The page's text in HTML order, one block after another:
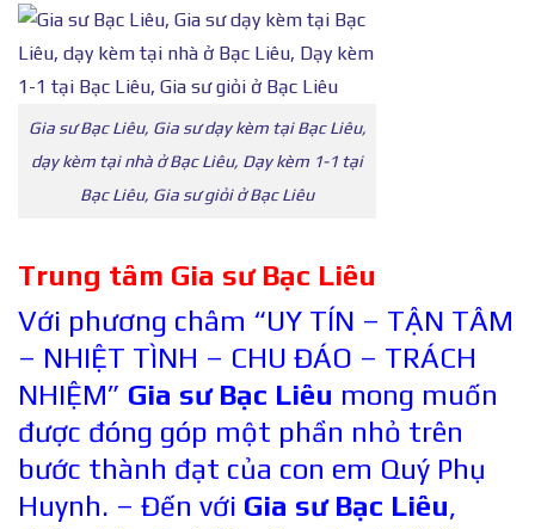
Gia sư Bạc Liêu, Gia sư dạy kèm tại Bạc Liêu,
dạy kèm tại nhà ở Bạc Liêu, Dạy kèm 1-1 tại
Bạc Liêu, Gia sư giỏi ở Bạc Liêu
Trung tâm Gia sư Bạc Liêu
Với phương châm “UY TÍN – TẬN TÂM
– NHIỆT TÌNH – CHU ĐÁO – TRÁCH
NHIỆM” Gia sư Bạc Liêu mong muốn
được đóng góp một phần nhỏ trên
bước thành đạt của con em Quý Phụ
Huynh. – Đến với Gia sư Bạc Liêu,